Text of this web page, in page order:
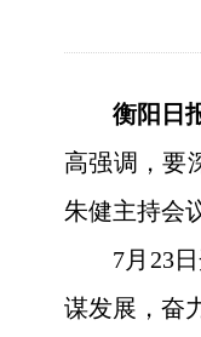
衡阳日
高强调，要
朱健主持会
7月23
谋发展，奋